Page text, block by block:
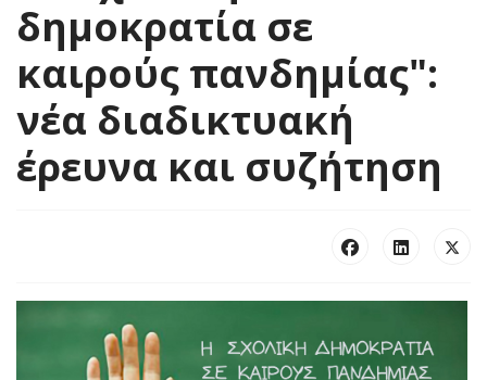
δημοκρατία σε
καιρούς πανδημίας":
νέα διαδικτυακή
έρευνα και συζήτηση